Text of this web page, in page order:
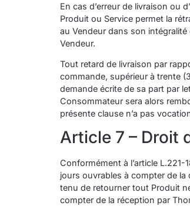
En cas d’erreur de livraison ou
Produit ou Service permet la
au Vendeur dans son
Vendeur.
Tout retard de livraison par
commande, supérieur à trente
demande écrite de sa part par
Consommateur sera alors
présente clause n’a pas
Article 7 – Droit
Conformément à l’article
jours ouvrables à compter de
tenu de retourner tout Produit
compter de la réception par